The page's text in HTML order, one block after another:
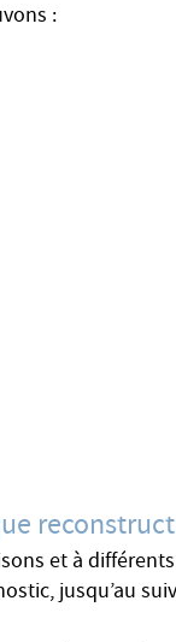
:
et à
jusqu’au